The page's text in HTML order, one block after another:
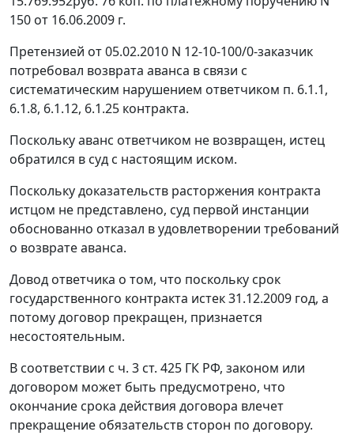
150 от 16.06.2009 г.
Претензией от 05.02.2010 N 12-10-100/0-заказчик
потребовал возврата аванса в связи с
систематическим нарушением ответчиком п. 6.1.1,
6.1.8, 6.1.12, 6.1.25 контракта.
Поскольку аванс ответчиком не возвращен, истец
обратился в суд с настоящим иском.
Поскольку доказательств расторжения контракта
истцом не представлено, суд первой инстанции
обоснованно отказал в удовлетворении требований
о возврате аванса.
Довод ответчика о том, что поскольку срок
государственного контракта истек 31.12.2009 год, а
потому договор прекращен, признается
несостоятельным.
В соответствии с ч. 3 ст. 425 ГК РФ, законом или
договором может быть предусмотрено, что
окончание срока действия договора влечет
прекращение обязательств сторон по договору.